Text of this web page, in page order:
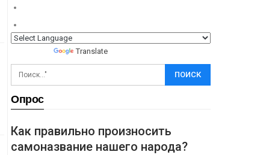
Translate
Опрос
Как правильно произносить
самоназвание нашего народа?